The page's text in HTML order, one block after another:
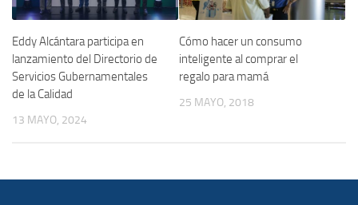
Eddy Alcántara participa en
lanzamiento del Directorio de
Servicios Gubernamentales
de la Calidad
13 MAYO, 2024
Cómo hacer un consumo
inteligente al comprar el
regalo para mamá
25 MAYO, 2018